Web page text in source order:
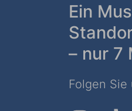
Ein
– nur 7
Folgen